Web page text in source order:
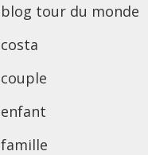
blog tour du monde
costa
couple
enfant
famille